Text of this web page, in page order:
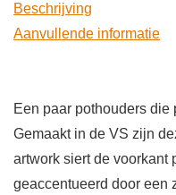
Multi
kleuren
Beschrijving
Aanvullende informatie
Een paar pothouders
Gemaakt in de VS zijn
artwork siert de voorkant
geaccentueerd door een